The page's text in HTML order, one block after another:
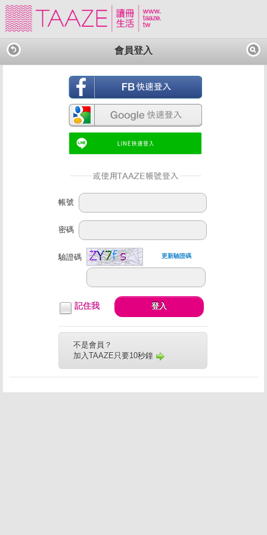
會員登入
帳號
密碼
驗證碼 更新驗證碼
記住我 登入
不是會員？
加入TAAZE只要10秒鐘